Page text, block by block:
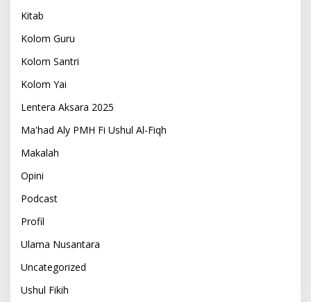
Kitab
Kolom Guru
Kolom Santri
Kolom Yai
Lentera Aksara 2025
Ma'had Aly PMH Fi Ushul Al-Fiqh
Makalah
Opini
Podcast
Profil
Ulama Nusantara
Uncategorized
Ushul Fikih